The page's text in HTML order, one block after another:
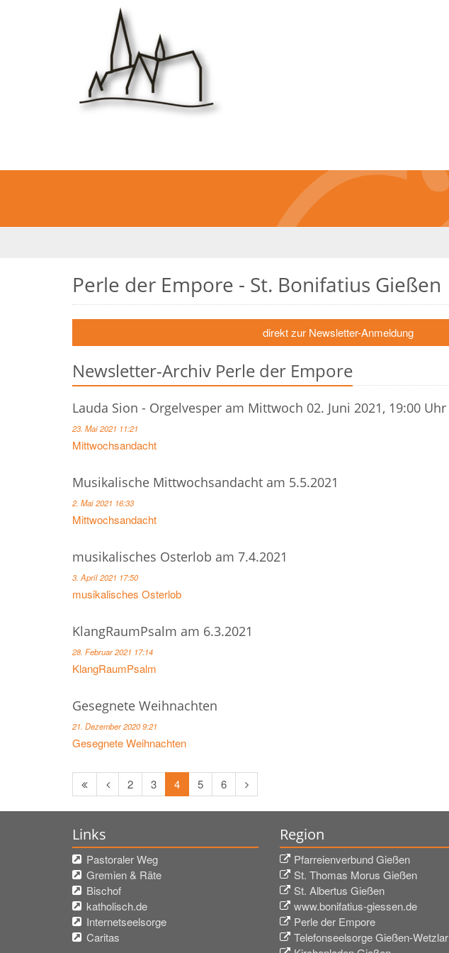
Perle der Empore - St. Bonifatius Gießen
direkt zur Newsletter-Anmeldung
Newsletter-Archiv Perle der Empore
Lauda Sion - Orgelvesper am Mittwoch 02. Juni 2021, 19:00 Uhr
23. Mai 2021 11:21
Mittwochsandacht
Musikalische Mittwochsandacht am 5.5.2021
2. Mai 2021 16:33
Mittwochsandacht
musikalisches Osterlob am 7.4.2021
3. April 2021 17:50
musikalisches Osterlob
KlangRaumPsalm am 6.3.2021
28. Februar 2021 17:14
KlangRaumPsalm
Gesegnete Weihnachten
21. Dezember 2020 9:21
Gesegnete Weihnachten
Erste
Seite
Vorherige
Seite
2 3 4 5 6
Nächste
Seite
Links
Pastoraler Weg
Gremien & Räte
Bischof
katholisch.de
Internetseelsorge
Caritas
Region
Pfarreienverbund Gießen
St. Thomas Morus Gießen
St. Albertus Gießen
www.bonifatius-giessen.de
Perle der Empore
Telefonseelsorge Gießen-Wetzlar